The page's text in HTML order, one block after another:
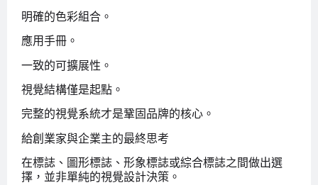
明確的色彩組合。
應用手冊。
一致的可擴展性。
視覺結構僅是起點。
完整的視覺系統才是鞏固品牌的核心。
給創業家與企業主的最終思考
在標誌、圖形標誌、形象標誌或綜合標誌之間做出選
擇，並非單純的視覺設計決策。